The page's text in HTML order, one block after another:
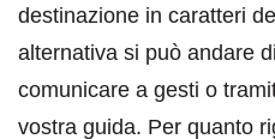
destinazione in caratteri
alternativa si può andare
comunicare a gesti o
vostra guida. Per quanto